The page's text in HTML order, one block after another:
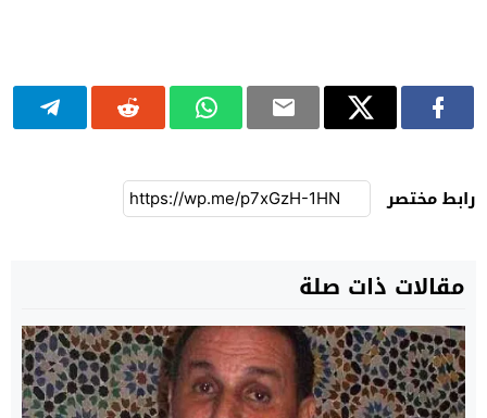
رابط مختصر
مقالات ذات صلة